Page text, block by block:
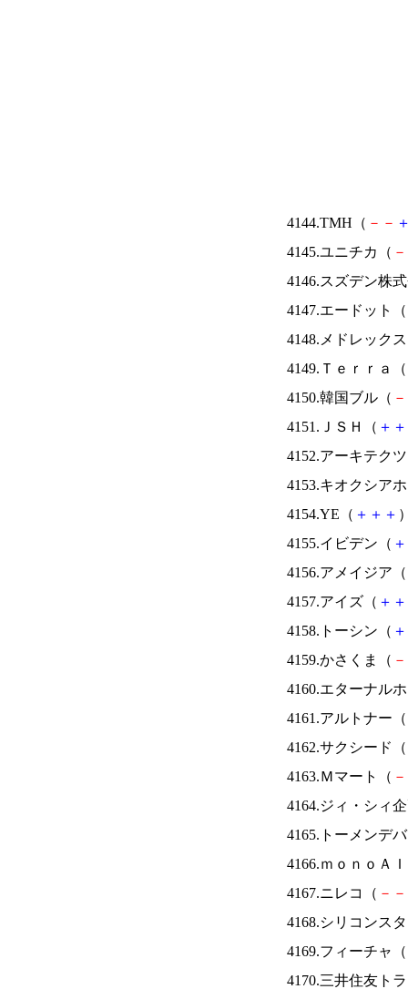
4144.TMH（ － －
4145.ユニチカ（ －
4146.スズデン株
4147.エードット（
4148.メドレック
4149.Ｔｅｒｒａ（
4150.韓国ブル（ －
4151.ＪＳＨ（ ＋ ＋
4152.アーキテク
4153.キオクシア
4154.YE（ ＋ ＋ ＋
4155.イビデン（ ＋
4156.アメイジア（
4157.アイズ（ ＋ ＋
4158.トーシン（ ＋
4159.かさくま（ －
4160.エターナル
4161.アルトナー（
4162.サクシード（
4163.Ｍマート（ －
4164.ジィ・シィ
4165.トーメンデ
4166.ｍｏｎｏＡ
4167.ニレコ（ － －
4168.シリコンス
4169.フィーチャ（
4170.三井住友ト